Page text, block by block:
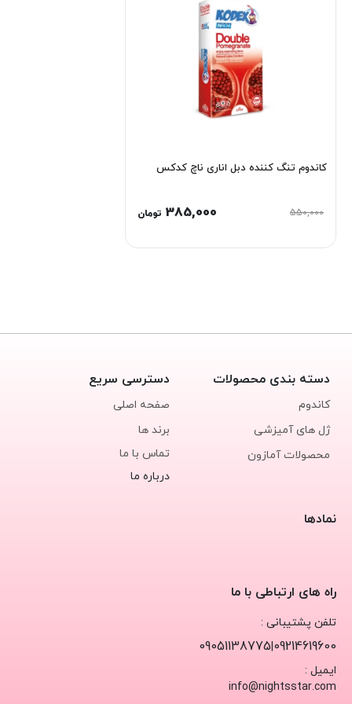
کاندوم تنگ کننده دبل اناری ناچ کدکس
550,000
385,000 تومان
دسته بندی محصولات
کاندوم
ژل های آمیزشی
محصولات آمازون
دسترسی سریع
صفحه اصلی
برند ها
تماس با ما
درباره ما
نمادها
راه های ارتباطی با ما
تلفن پشتیبانی :
09214619600
|
09051138775
ایمیل :
info@nightsstar.com